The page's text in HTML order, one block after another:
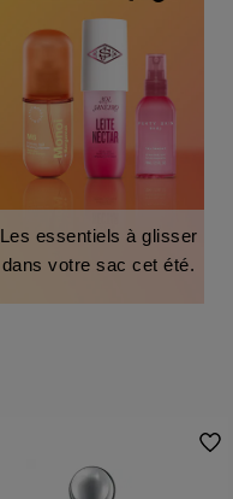
Les essentiels à glisser
dans votre sac cet été.